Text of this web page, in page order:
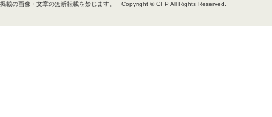
掲載の画像・文章の無断転載を禁じます。 Copyright © GFP All Rights Reserved.